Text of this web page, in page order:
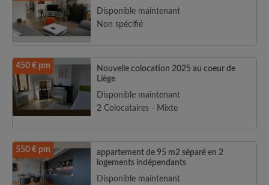
Disponible maintenant
Non spécifié
450 € pm
Nouvelle colocation 2025 au coeur de
Liège
Disponible maintenant
2 Colocataires - Mixte
550 € pm
appartement de 95 m2 séparé en 2
logements indépendants
Disponible maintenant